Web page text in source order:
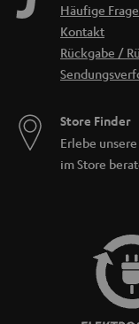
Häufige
Kontakt
Rückgabe /
Store Finder
Erlebe
im Store